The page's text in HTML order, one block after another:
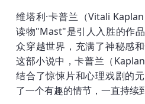
维塔利·卡普兰（Vitali
读物"Mast"是引人入胜的作
众穿越世界，充满了神秘感
这部小说中，卡普兰（
结合了惊悚片和心理戏剧的
了一个有趣的情节，一直持续